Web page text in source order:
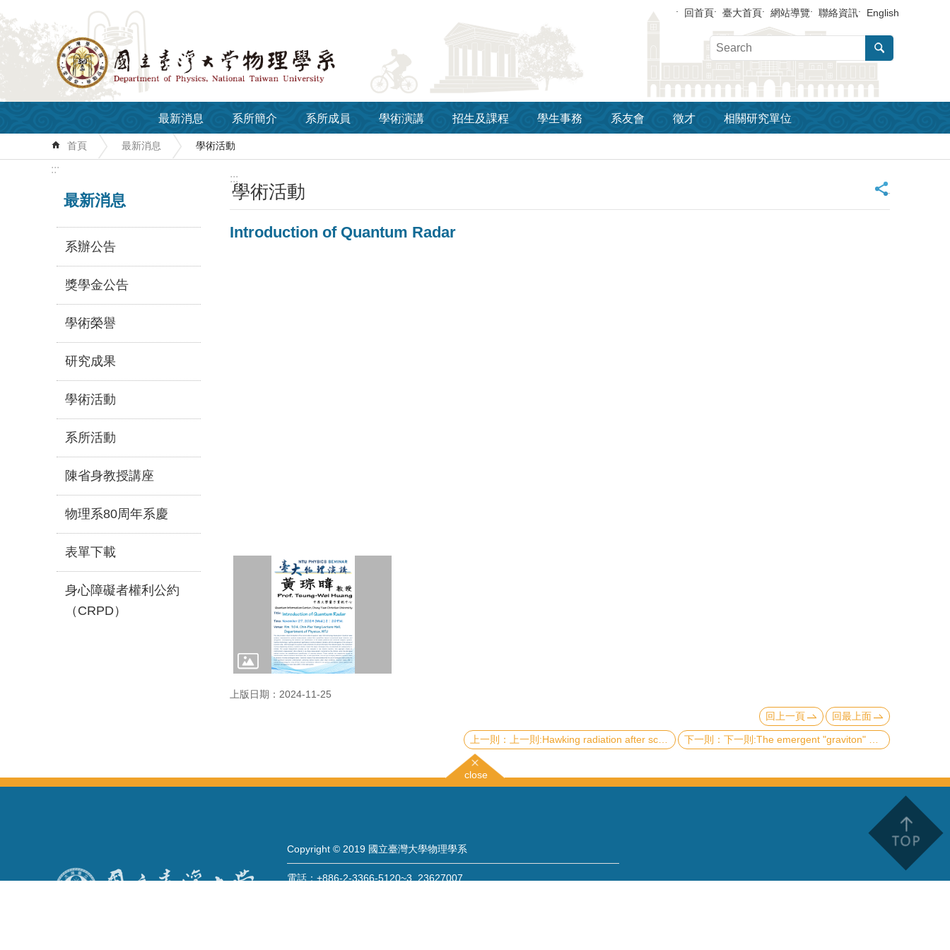
跳到主要內容區塊 回首頁 臺大首頁 網站導覽 聯絡資訊 English
最新消息 系所簡介 系所成員 學術演講 招生及課程 學生事務 系友會 徵才 相關研究單位
首頁 最新消息 學術活動
:::
最新消息
系辦公告
獎學金公告
學術榮譽
研究成果
學術活動
系所活動
陳省身教授講座
物理系80周年系慶
表單下載
身心障礙者權利公約
（CRPD）
:::
學術活動 _
Introduction of Quantum Radar
上版日期：2024-11-25
回上一頁
回最上面
上一則:Hawking radiation after scrambling time 下一則:The emergent "graviton" of the fractional quantum Hall effect
close
Copyright © 2019 國立臺灣大學物理學系
電話：+886-2-3366-5120~3 23627007